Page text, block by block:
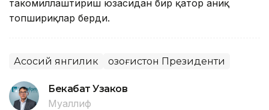
такомиллаштириш юзасидан бир қатор аниқ
топшириқлар берди.
Асосий янгилик Қозоғистон Президенти
Бекабат Узаков
Муаллиф